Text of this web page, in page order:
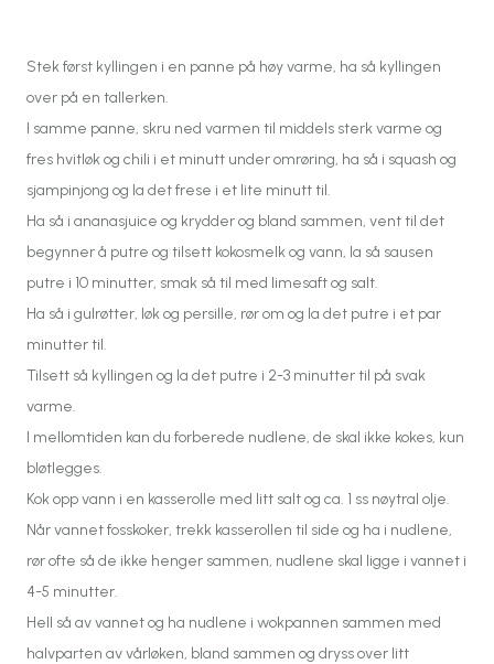
Stek først kyllingen i en panne på høy varme, ha så kyllingen
over på en tallerken.
I samme panne, skru ned varmen til middels sterk varme og
fres hvitløk og chili i et minutt under omrøring, ha så i squash og
sjampinjong og la det frese i et lite minutt til.
Ha så i ananasjuice og krydder og bland sammen, vent til det
begynner å putre og tilsett kokosmelk og vann, la så sausen
putre i 10 minutter, smak så til med limesaft og salt.
Ha så i gulrøtter, løk og persille, rør om og la det putre i et par
minutter til.
Tilsett så kyllingen og la det putre i 2-3 minutter til på svak
varme.
I mellomtiden kan du forberede nudlene, de skal ikke kokes, kun
bløtlegges.
Kok opp vann i en kasserolle med litt salt og ca. 1 ss nøytral olje.
Når vannet fosskoker, trekk kasserollen til side og ha i nudlene,
rør ofte så de ikke henger sammen, nudlene skal ligge i vannet i
4-5 minutter.
Hell så av vannet og ha nudlene i wokpannen sammen med
halvparten av vårløken, bland sammen og dryss over litt